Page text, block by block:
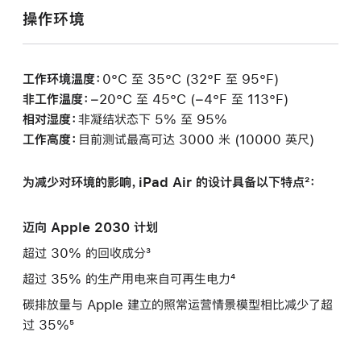
操作环境
工作环境温度： 0°C 至 35°C (32°F 至 95°F)
非工作温度： −20°C 至 45°C (−4°F 至 113°F)
相对湿度： 非凝结状态下 5% 至 95%
工作高度： 目前测试最高可达 3000 米 (10000 英尺)
为减少对环境的影响，iPad Air 的设计具备以下特点²：
迈向 Apple 2030 计划
超过 30% 的回收成分³
超过 35% 的生产用电来自可再生电力⁴
碳排放量与 Apple 建立的照常运营情景模型相比减少了超
过 35%⁵